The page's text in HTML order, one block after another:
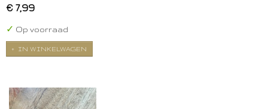
€ 7,99
✓ Op voorraad
IN WINKELWAGEN